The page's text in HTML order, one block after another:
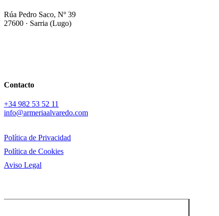
Rúa Pedro Saco, Nº 39
27600 · Sarria (Lugo)
Contacto
+34 982 53 52 11
info@armeriaalvaredo.com
Política de Privacidad
Política de Cookies
Aviso Legal